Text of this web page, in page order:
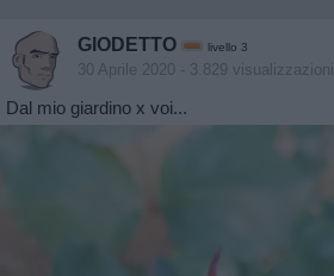
GIODETTO livello 3
30 Aprile 2020 - 3.829 visualizzazioni
Dal mio giardino x voi...